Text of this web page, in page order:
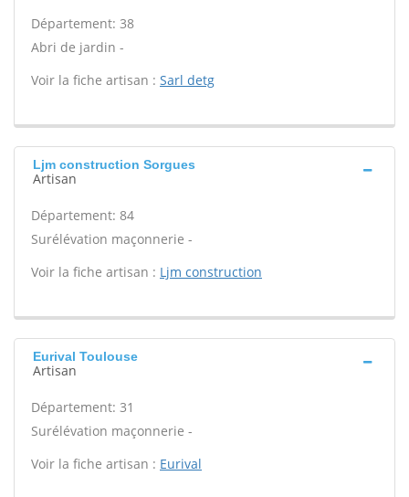
Département: 38
Abri de jardin -
Voir la fiche artisan : Sarl detg
Ljm construction Sorgues
Artisan
Département: 84
Surélévation maçonnerie -
Voir la fiche artisan : Ljm construction
Eurival Toulouse
Artisan
Département: 31
Surélévation maçonnerie -
Voir la fiche artisan : Eurival